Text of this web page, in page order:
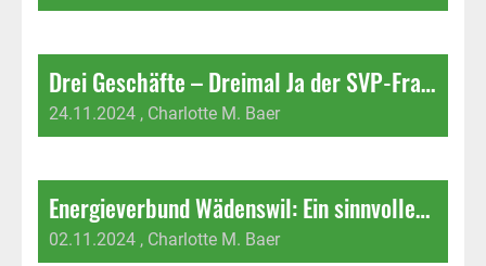
Drei Geschäfte – Dreimal Ja der SVP-Fraktion
24.11.2024 , Charlotte M. Baer
Energieverbund Wädenswil: Ein sinnvolles Projekt im falschen Rechtskleid – und: Ja zur Ausgliederung der «Frohmatt»
02.11.2024 , Charlotte M. Baer